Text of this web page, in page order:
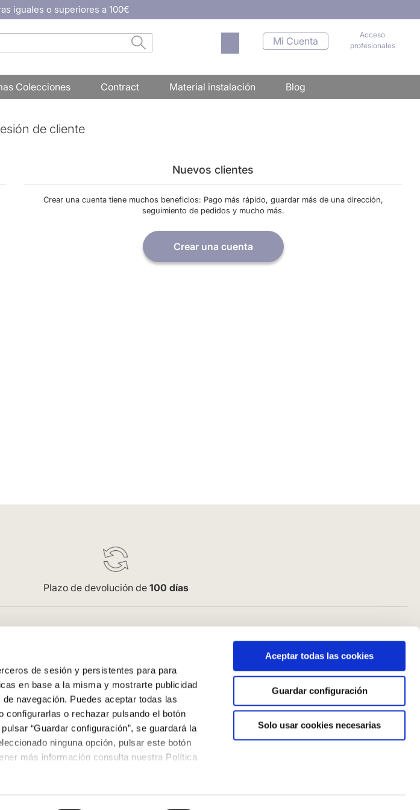
de sesión y persistentes para para
en base a la misma y mostrarte publicidad
navegación. Puedes aceptar todas las
configurarlas o rechazar pulsando el botón
“Guardar configuración”, se guardará la
ninguna opción, pulsar este botón
más información consulta nuestra Política
Aceptar todas las cookies
Guardar configuración
Solo usar cookies necesarias
Ir
al
contenido
iguales o superiores a 100€
Acceso
profesionales
Mi Cuenta
Mi carrito
Colecciones Contract Material instalación Blog
de cliente
Nuevos clientes
Crear una cuenta tiene muchos beneficios: Pago más rápido, guardar más de una dirección,
seguimiento de pedidos y mucho más.
Crear una cuenta
Plazo de devolución de 100 días
nosotros